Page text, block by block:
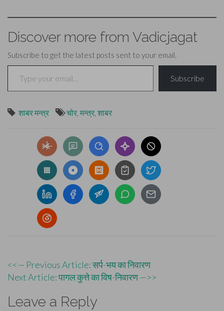
Discover more from Vadicjagat
Subscribe to get the latest posts sent to your email.
Type your email…
Subscribe
शाबर मन्त्र चोर, मन्त्र, शाबर
Post
navigation
<<— Previous Article: सर्प-भय का निवारण
Next Article: पागल कुत्ते का विष-निवारण —>>
Leave a Reply